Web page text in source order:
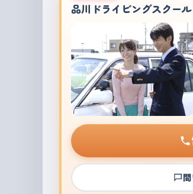
品川ドライビングスクール